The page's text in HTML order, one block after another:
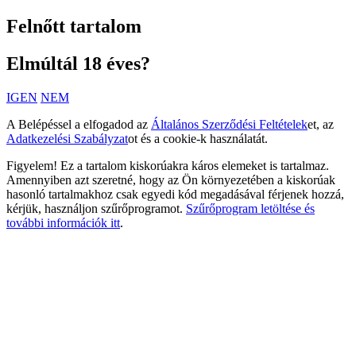
Felnőtt tartalom
Elmúltál 18 éves?
IGEN NEM
A Belépéssel a elfogadod az Általános Szerződési Feltételeket, az
Adatkezelési Szabályzatot és a cookie-k használatát.
Figyelem! Ez a tartalom kiskorúakra káros elemeket is tartalmaz.
Amennyiben azt szeretné, hogy az Ön környezetében a kiskorúak
hasonló tartalmakhoz csak egyedi kód megadásával férjenek hozzá,
kérjük, használjon szűrőprogramot. Szűrőprogram letöltése és
további információk itt.